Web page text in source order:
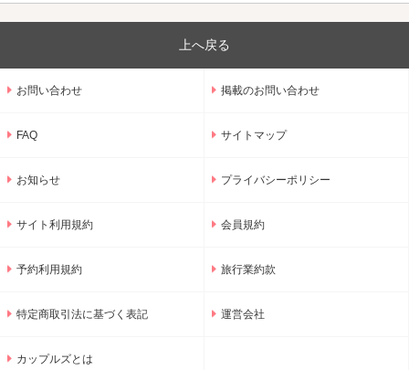
上へ戻る
お問い合わせ 掲載のお問い合わせ
FAQ サイトマップ
お知らせ プライバシーポリシー
サイト利用規約 会員規約
予約利用規約 旅行業約款
特定商取引法に基づく表記 運営会社
カップルズとは